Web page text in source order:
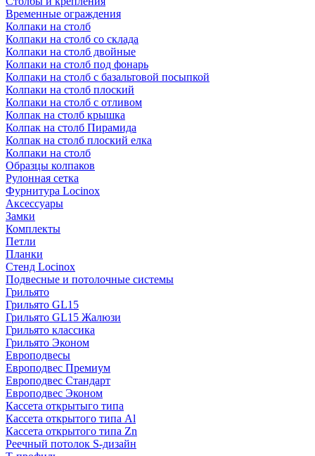
Временные ограждения
Колпаки на столб
Колпаки на столб со склада
Колпаки на столб двoйные
Колпаки на столб под фонарь
Колпаки на столб с базальтовой посыпкой
Колпаки на столб плоский
Колпаки на столб с отливом
Колпак на столб крышка
Колпак на столб Пирамида
Колпак на столб плоский елка
Колпаки на столб
Образцы колпаков
Рулонная сетка
Фурнитура Locinox
Аксессуары
Замки
Комплекты
Петли
Планки
Стенд Locinox
Подвесные и потолочные системы
Грильято
Грильято GL15
Грильято GL15 Жалюзи
Грильято классика
Грильято Эконом
Европодвесы
Европодвес Премиум
Европодвес Стандарт
Европодвес Эконом
Кассета открытыго типа
Кассета открытого типа Al
Кассета открытого типа Zn
Реечный потолок S-дизайн